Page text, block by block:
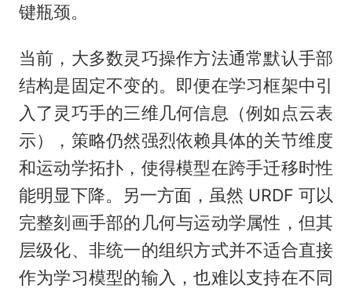
键瓶颈。
当前，大多数灵巧操作方法通常默认手部
结构是固定不变的。即便在学习框架中引
入了灵巧手的三维几何信息（例如点云表
示），策略仍然强烈依赖具体的关节维度
和运动学拓扑，使得模型在跨手迁移时性
能明显下降。另一方面，虽然 URDF 可以
完整刻画手部的几何与运动学属性，但其
层级化、非统一的组织方式并不适合直接
作为学习模型的输入，也难以支持在不同